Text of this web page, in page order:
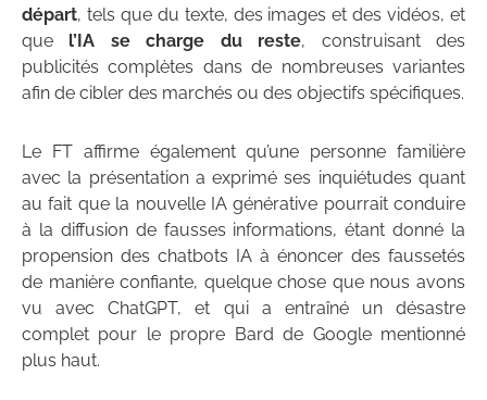
départ, tels que du texte, des images et des vidéos, et
que l’IA se charge du reste, construisant des
publicités complètes dans de nombreuses variantes
afin de cibler des marchés ou des objectifs spécifiques.
Le FT affirme également qu’une personne familière
avec la présentation a exprimé ses inquiétudes quant
au fait que la nouvelle IA générative pourrait conduire
à la diffusion de fausses informations, étant donné la
propension des chatbots IA à énoncer des faussetés
de manière confiante, quelque chose que nous avons
vu avec ChatGPT, et qui a entraîné un désastre
complet pour le propre Bard de Google mentionné
plus haut.